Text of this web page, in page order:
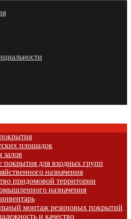
площадок
залов
покрытия для входных групп
назначения
придомовой территории
назначения
монтаж резиновых покрытий
и качество